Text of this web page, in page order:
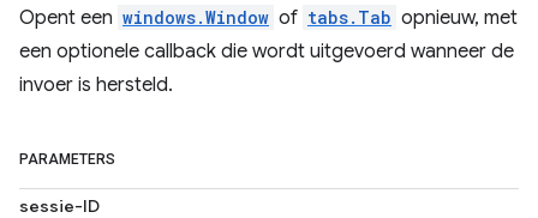
Opent een windows.Window of tabs.Tab opnieuw, met
een optionele callback die wordt uitgevoerd wanneer de
invoer is hersteld.
PARAMETERS
sessie-ID